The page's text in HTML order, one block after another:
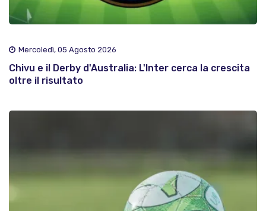
Mercoledì, 05 Agosto 2026
Chivu e il Derby d'Australia: L'Inter cerca la crescita
oltre il risultato